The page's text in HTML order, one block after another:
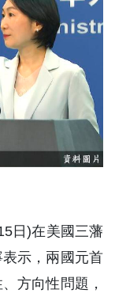
日)在美國三藩
示，兩國元首
方向性問題，